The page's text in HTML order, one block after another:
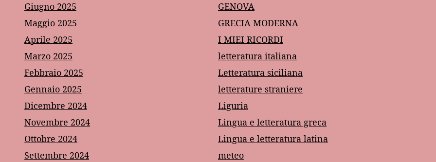
Giugno 2025
Maggio 2025
Aprile 2025
Marzo 2025
Febbraio 2025
Gennaio 2025
Dicembre 2024
Novembre 2024
Ottobre 2024
Settembre 2024
GENOVA
GRECIA MODERNA
I MIEI RICORDI
letteratura italiana
Letteratura siciliana
letterature straniere
Liguria
Lingua e letteratura greca
Lingua e letteratura latina
meteo